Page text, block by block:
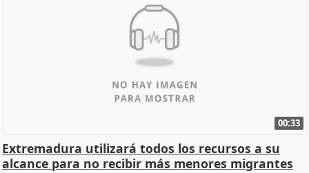
00:33
Extremadura utilizará todos los recursos a su
alcance para no recibir más menores migrantes